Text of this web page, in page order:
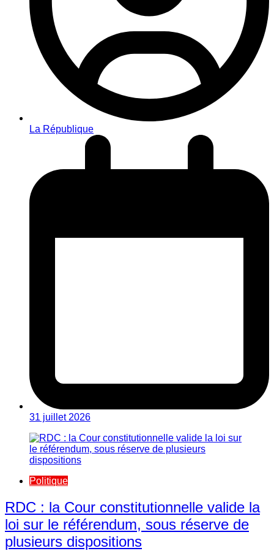
La République
31 juillet 2026
Politique
RDC : la Cour constitutionnelle valide la
loi sur le référendum, sous réserve de
plusieurs dispositions